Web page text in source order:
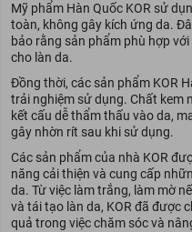
Mỹ phẩm Hàn Quốc KOR sử
toàn, không gây kích ứng da.
bảo rằng sản phẩm phù hợp
cho làn da.
Đồng thời, các sản phẩm KOR
trải nghiệm sử dụng. Chất kem
kết cấu dễ thẩm thấu vào da,
gây nhờn rít sau khi sử dụng.
Các sản phẩm của nhà KOR
năng cải thiện và cung cấp
da. Từ việc làm trắng, làm mờ
và tái tạo làn da, KOR đã được
quả trong việc chăm sóc và